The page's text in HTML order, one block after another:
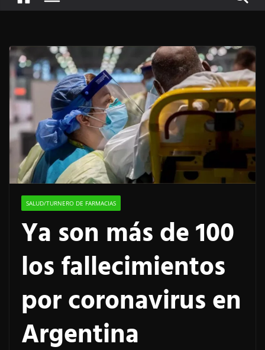
SALUD/TURNERO DE FARMACIAS
Ya son más de 100
los fallecimientos
por coronavirus en
Argentina